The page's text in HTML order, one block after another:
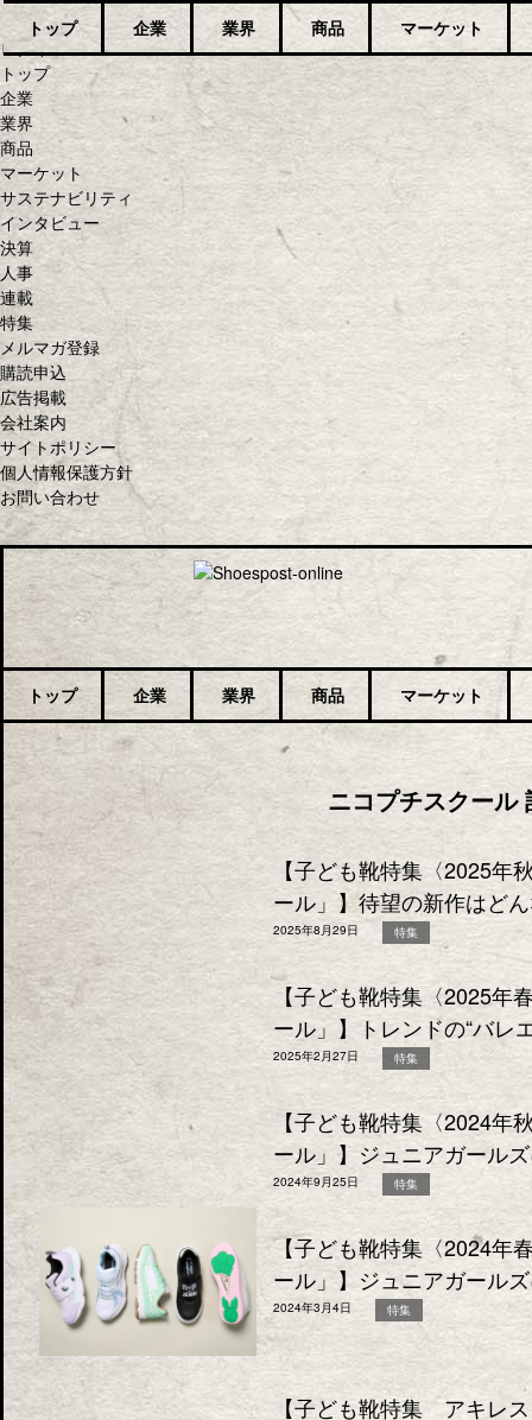
ログイン
トップ
企業
業界
商品
マーケット
サステナビリティ
インタビュー
決算
人事
連載
特集
メルマガ登録
購読申込
広告掲載
会社案内
サイトポリシー
個人情報保護方針
お問い合わせ
トップ 企業 業界 商品 マーケット
トップ 企業 業界 商品 マーケット
ニコプチスクール
【子ども靴特集〈2025
ール」】待望の新作はど
2025年8月29日 特集
【子ども靴特集〈2025
ール」】トレンドの“バレ
2025年2月27日 特集
【子ども靴特集〈2024年
ール」】ジュニアガール
2024年9月25日 特集
【子ども靴特集〈2024年
ール」】ジュニアガール
2024年3月4日 特集
【子ども靴特集 アキレ